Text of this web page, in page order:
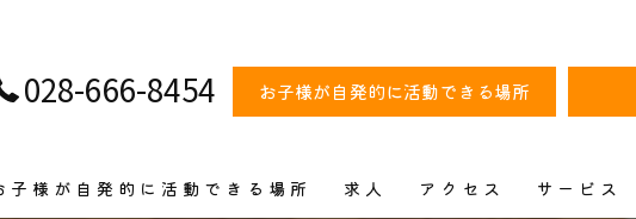
028-666-8454 お子様が自発的に活動できる場所
子様が自発的に活動できる場所 求人 アクセス サービス